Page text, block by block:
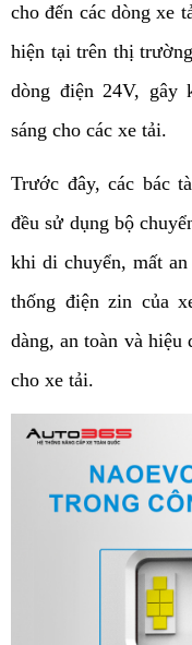
cho đến các dòng xe
hiện tại trên thị
dòng điện 24V, gây
sáng cho các xe tải.
Trước đây, các bác
đều sử dụng bộ
khi di chuyển, mất
thống điện zin của
dàng, an toàn và hiệu
cho xe tải.